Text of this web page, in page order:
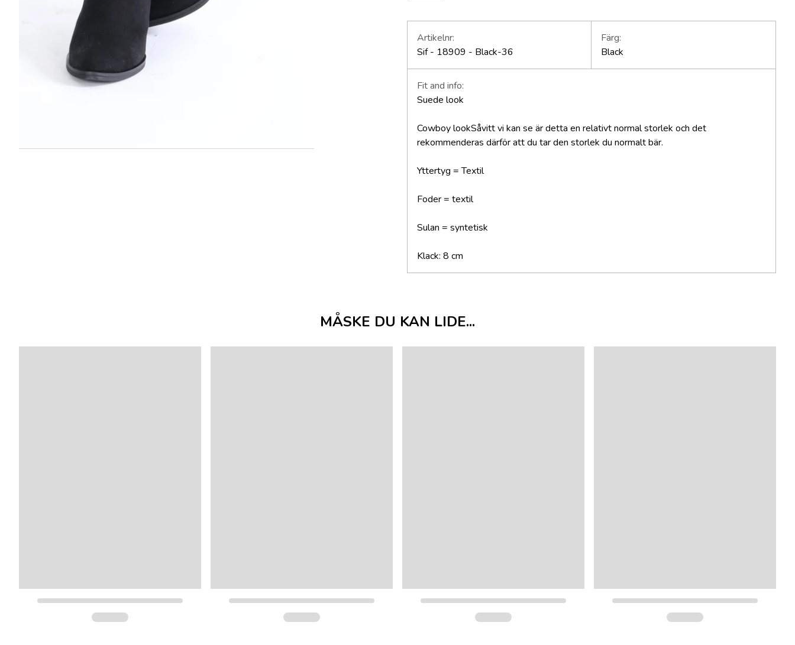
Artikelnr:
Sif - 18909 - Black-36
Färg:
Black
Fit and info:
Suede look
Cowboy lookSåvitt vi kan se är detta en relativt normal storlek och det
rekommenderas därför att du tar den storlek du normalt bär.
Yttertyg = Textil
Foder = textil
Sulan = syntetisk
Klack: 8 cm
MÅSKE DU KAN LIDE...